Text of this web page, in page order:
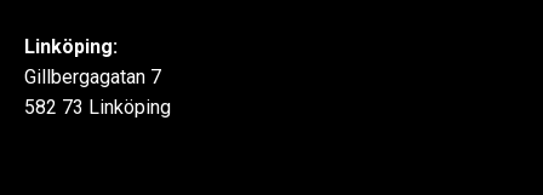
Linköping:
Gillbergagatan 7
582 73 Linköping